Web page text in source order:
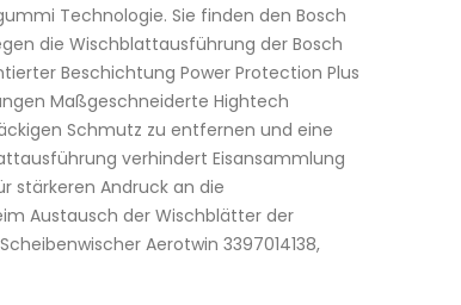
Technologie. Sie finden den Bosch
die Wischblattausführung der Bosch
Beschichtung Power Protection Plus
Maßgeschneiderte Hightech
Schmutz zu entfernen und eine
verhindert Eisansammlung
stärkeren Andruck an die
Austausch der Wischblätter der
Aerotwin 3397014138,